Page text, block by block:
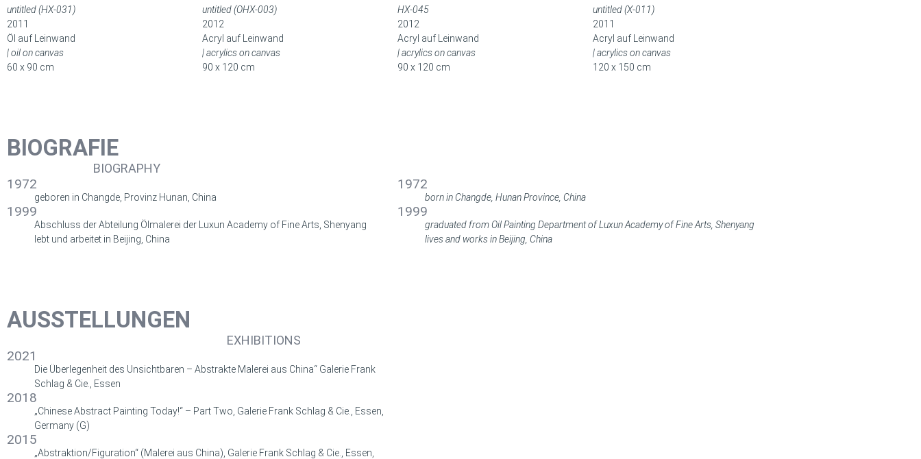
untitled (HX-031)
2011
Öl auf Leinwand
| oil on canvas
60 x 90 cm
untitled (OHX-003)
2012
Acryl auf Leinwand
| acrylics on canvas
90 x 120 cm
HX-045
2012
Acryl auf Leinwand
| acrylics on canvas
90 x 120 cm
untitled (X-011)
2011
Acryl auf Leinwand
| acrylics on canvas
120 x 150 cm
BIOGRAFIE
BIOGRAPHY
1972
geboren in Changde, Provinz Hunan, China
1999
Abschluss der Abteilung Ölmalerei der Luxun Academy of Fine Arts, Shenyang
lebt und arbeitet in Beijing, China
1972
born in Changde, Hunan Province, China
1999
graduated from Oil Painting Department of Luxun Academy of Fine Arts, Shenyang
lives and works in Beijing, China
AUSSTELLUNGEN
EXHIBITIONS
2021
Die Überlegenheit des Unsichtbaren – Abstrakte Malerei aus China“ Galerie Frank
Schlag & Cie., Essen
2018
„Chinese Abstract Painting Today!“ – Part Two, Galerie Frank Schlag & Cie., Essen,
Germany (G)
2015
„Abstraktion/Figuration“ (Malerei aus China), Galerie Frank Schlag & Cie., Essen,